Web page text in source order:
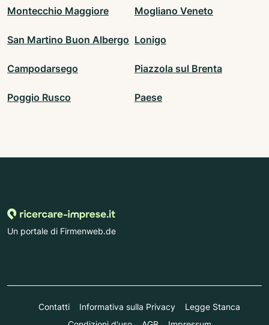
Montecchio Maggiore Mogliano Veneto
San Martino Buon Albergo Lonigo
Campodarsego Piazzola sul Brenta
Poggio Rusco Paese
Un portale di Firmenweb.de
Contatti Informativa sulla Privacy
Legge Stanca